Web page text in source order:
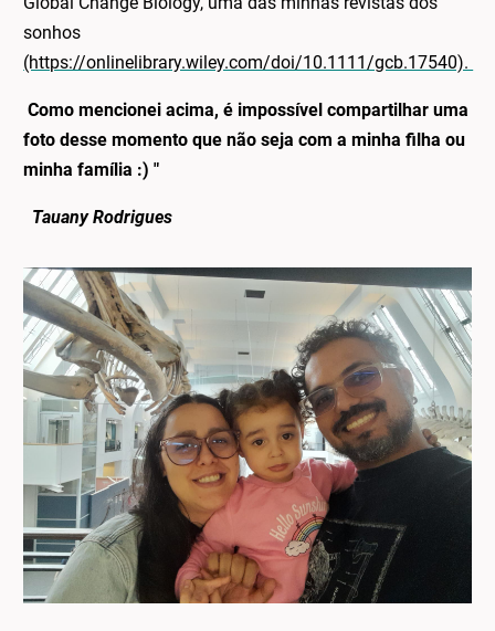
sonhos
(https://onlinelibrary.wiley.com/doi/10.1111/gcb.17540).
Como mencionei acima, é impossível compartilhar uma
foto desse momento que não seja com a minha filha ou
minha família :) "
Tauany Rodrigues